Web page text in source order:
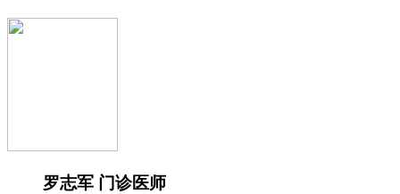
罗志军 门诊医师